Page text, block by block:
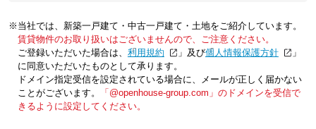
※当社では、新築一戸建て・中古一戸建て・土地をご紹介しています。
賃貸物件のお取り扱いはございませんので、ご注意ください。
ご登録いただいた場合は、「利用規約 」及び「個人情報保護方針
」
に同意いただいたものとして承ります。
ドメイン指定受信を設定されている場合に、メールが正しく届かない
ことがございます。
「@openhouse-group.com」のドメインを受信で
きるように設定してください。